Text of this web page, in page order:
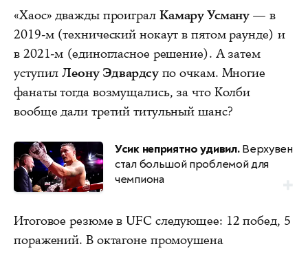
«Хаос» дважды проиграл Камару Усману— в
2019-м (технический нокаут в пятом раунде) и
в 2021-м (единогласное решение). А затем
уступилЛеону Эдвардсупо очкам. Многие
фанаты тогда возмущались, за что Колби
вообще дали третий титульный шанс?
Усик неприятно удивил.Верхувен
стал большой проблемой для
чемпиона
Итоговое резюме в UFC следующее: 12 побед, 5
поражений. В октагоне промоушена